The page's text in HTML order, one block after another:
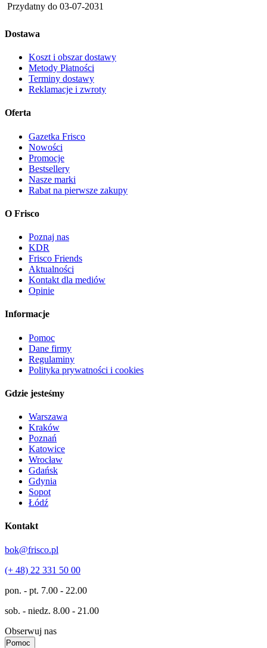
Przydatny do 03-07-2031
Dostawa
Koszt i obszar dostawy
Metody Płatności
Terminy dostawy
Reklamacje i zwroty
Oferta
Gazetka Frisco
Nowości
Promocje
Bestsellery
Nasze marki
Rabat na pierwsze zakupy
O Frisco
Poznaj nas
KDR
Frisco Friends
Aktualności
Kontakt dla mediów
Opinie
Informacje
Pomoc
Dane firmy
Regulaminy
Polityka prywatności i cookies
Gdzie jesteśmy
Warszawa
Kraków
Poznań
Katowice
Wrocław
Gdańsk
Gdynia
Sopot
Łódź
Kontakt
bok@frisco.pl
(+ 48) 22 331 50 00
pon. - pt. 7.00 - 22.00
sob. - niedz. 8.00 - 21.00
Obserwuj nas
Pomoc